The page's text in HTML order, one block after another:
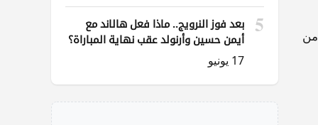
من 5
بعد فوز النرويج.. ماذا فعل هالاند مع
أيمن حسين وأرنولد عقب نهاية المباراة؟
17 يونيو